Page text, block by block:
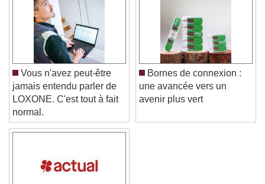
Vous n'avez peut-être
jamais entendu parler de
LOXONE. C'est tout à fait
normal.
Bornes de connexion :
une avancée vers un